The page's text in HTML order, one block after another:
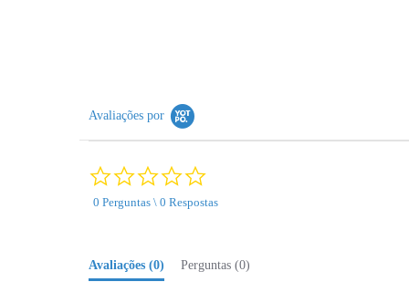
Avaliações por
rating
0 Perguntas \ 0 Respostas
Avaliações (0) Perguntas (0)